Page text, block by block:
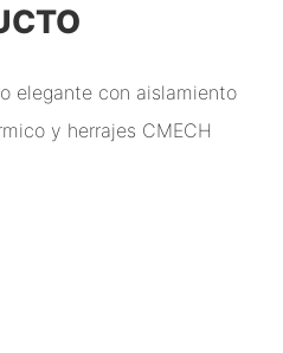
elegante con aislamiento
y herrajes CMECH